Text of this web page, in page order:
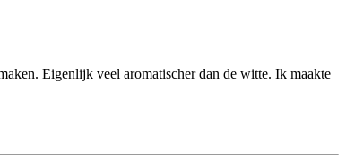
Eigenlijk veel aromatischer dan de witte. Ik maakte